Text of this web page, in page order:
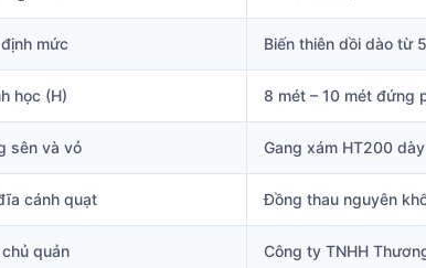
mức Biến thiên dồi dào từ
học (H) 8 mét – 10 mét đứng
sên và vỏ Gang xám HT200
cánh quạt Đồng thau nguyên
quản Công ty TNHH